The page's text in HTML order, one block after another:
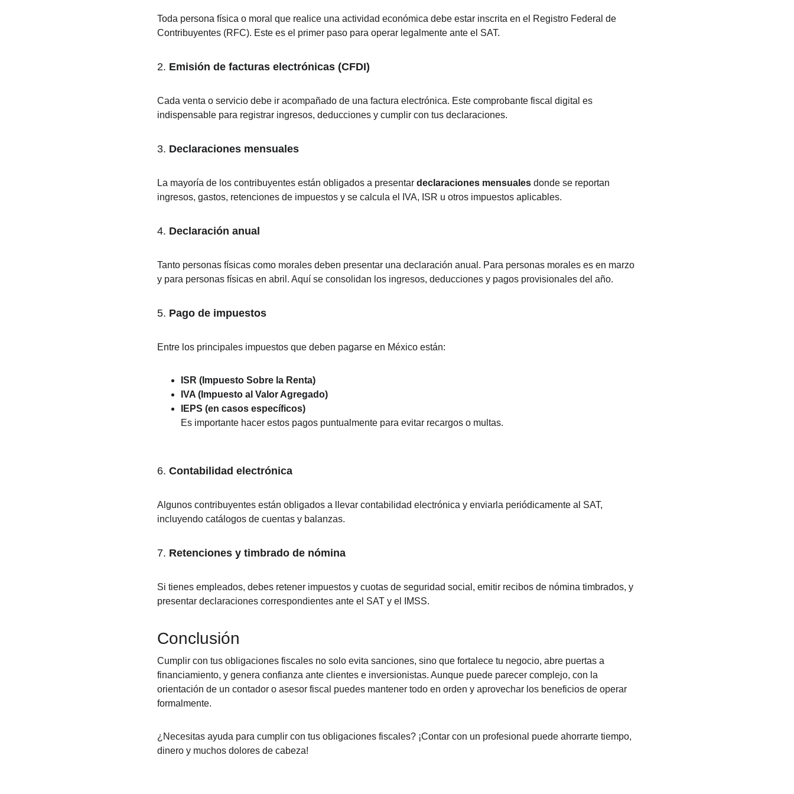
Toda persona física o moral que realice una actividad económica debe estar inscrita en el Registro Federal de
Contribuyentes (RFC). Este es el primer paso para operar legalmente ante el SAT.
2. Emisión de facturas electrónicas (CFDI)
Cada venta o servicio debe ir acompañado de una factura electrónica. Este comprobante fiscal digital es
indispensable para registrar ingresos, deducciones y cumplir con tus declaraciones.
3. Declaraciones mensuales
La mayoría de los contribuyentes están obligados a presentar declaraciones mensuales donde se reportan
ingresos, gastos, retenciones de impuestos y se calcula el IVA, ISR u otros impuestos aplicables.
4. Declaración anual
Tanto personas físicas como morales deben presentar una declaración anual. Para personas morales es en marzo
y para personas físicas en abril. Aquí se consolidan los ingresos, deducciones y pagos provisionales del año.
5. Pago de impuestos
Entre los principales impuestos que deben pagarse en México están:
ISR (Impuesto Sobre la Renta)
IVA (Impuesto al Valor Agregado)
IEPS (en casos específicos)
Es importante hacer estos pagos puntualmente para evitar recargos o multas.
6. Contabilidad electrónica
Algunos contribuyentes están obligados a llevar contabilidad electrónica y enviarla periódicamente al SAT,
incluyendo catálogos de cuentas y balanzas.
7. Retenciones y timbrado de nómina
Si tienes empleados, debes retener impuestos y cuotas de seguridad social, emitir recibos de nómina timbrados, y
presentar declaraciones correspondientes ante el SAT y el IMSS.
Conclusión
Cumplir con tus obligaciones fiscales no solo evita sanciones, sino que fortalece tu negocio, abre puertas a
financiamiento, y genera confianza ante clientes e inversionistas. Aunque puede parecer complejo, con la
orientación de un contador o asesor fiscal puedes mantener todo en orden y aprovechar los beneficios de operar
formalmente.
¿Necesitas ayuda para cumplir con tus obligaciones fiscales? ¡Contar con un profesional puede ahorrarte tiempo,
dinero y muchos dolores de cabeza!